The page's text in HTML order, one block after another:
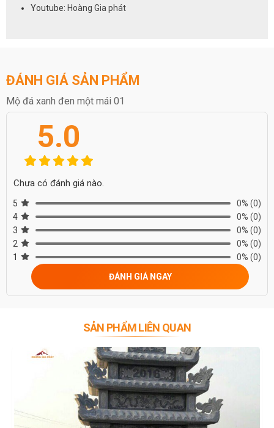
Youtube: Hoàng Gia phát
ĐÁNH GIÁ SẢN PHẨM
Mộ đá xanh đen một mái 01
5.0
Chưa có đánh giá nào.
5 0% (0)
4
0% (0)
3
0% (0)
2
0% (0)
1
0% (0)
ĐÁNH GIÁ NGAY
SẢN PHẨM LIÊN QUAN